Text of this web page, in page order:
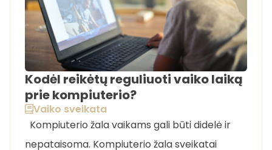
Kodėl reikėtų reguliuoti vaiko laiką
prie kompiuterio?
Vaiko sveikata
Kompiuterio žala vaikams gali būti didelė ir
nepataisoma. Kompiuterio žala sveikatai